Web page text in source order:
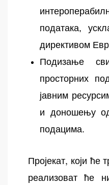
података,
директивом
Подизање
просторних
јавним
и доношењу
подацима.
Пројекат, који ће
реализоват ће